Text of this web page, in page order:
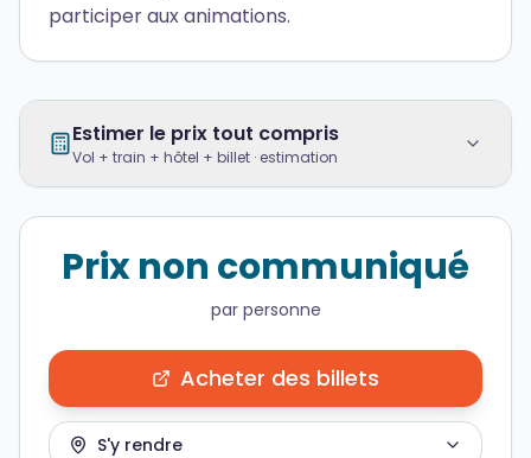
participer aux animations.
Estimer le prix tout compris
Vol + train + hôtel + billet · estimation
Prix non communiqué
par personne
Acheter des billets
S'y rendre